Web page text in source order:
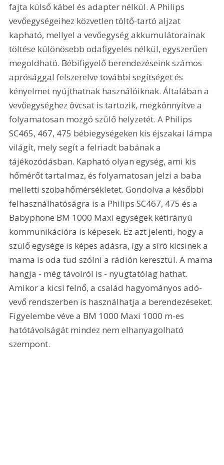
fajta külső kábel és adapter nélkül. A Philips
vevőegységeihez közvetlen töltő-tartó aljzat
kapható, mellyel a vevőegység akkumulátorainak
töltése különösebb odafigyelés nélkül, egyszerűen
megoldható. Bébifigyelő berendezéseink számos
aprósággal felszerelve további segítséget és
kényelmet nyújthatnak használóiknak. Általában a
vevőegységhez övcsat is tartozik, megkönnyítve a
folyamatosan mozgó szülő helyzetét. A Philips
SC465, 467, 475 bébiegységeken kis éjszakai lámpa
világít, mely segít a felriadt babának a
tájékozódásban. Kapható olyan egység, ami kis
hőmérőt tartalmaz, és folyamatosan jelzi a baba
melletti szobahőmérsékletet. Gondolva a későbbi
felhasználhatóságra is a Philips SC467, 475 és a
Babyphone BM 1000 Maxi egységek kétirányú
kommunikációra is képesek. Ez azt jelenti, hogy a
szülő egysége is képes adásra, így a síró kicsinek a
mama is oda tud szólni a rádión keresztül. A mama
hangja - még távolról is - nyugtatólag hathat.
Amikor a kicsi felnő, a család hagyományos adó-
vevő rendszerben is használhatja a berendezéseket.
Figyelembe véve a BM 1000 Maxi 1000 m-es
hatótávolságát mindez nem elhanyagolható
szempont.